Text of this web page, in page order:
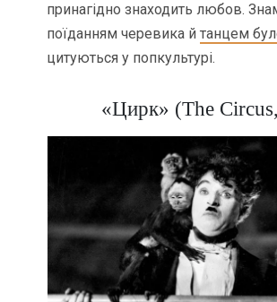
принагідно знаходить любов.
поїданням черевика йтанцем
цитуються у попкультурі.
«Цирк» (The